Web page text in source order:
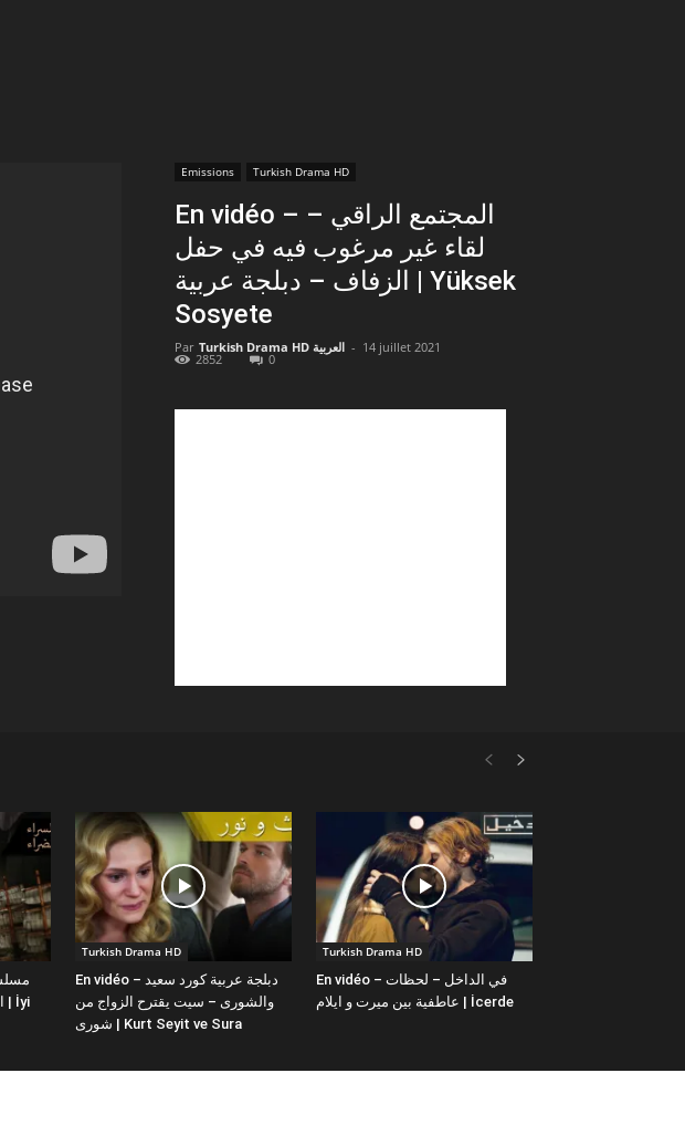
Emissions Turkish Drama HD
En vidéo – المجتمع الراقي –
لقاء غير مرغوب فيه في حفل
الزفاف – دبلجة عربية | Yüksek
Sosyete
Par Turkish Drama HD العربية - 14 juillet 2021
2852 0
Turkish Drama HD
En vidéo – دبلجة عربية كورد سعيد
والشورى – سيت يقترح الزواج من
شورى | Kurt Seyit ve Sura
Turkish Drama HD
En vidéo – في الداخل – لحظات
عاطفية بين ميرت و ايلام | İcerde